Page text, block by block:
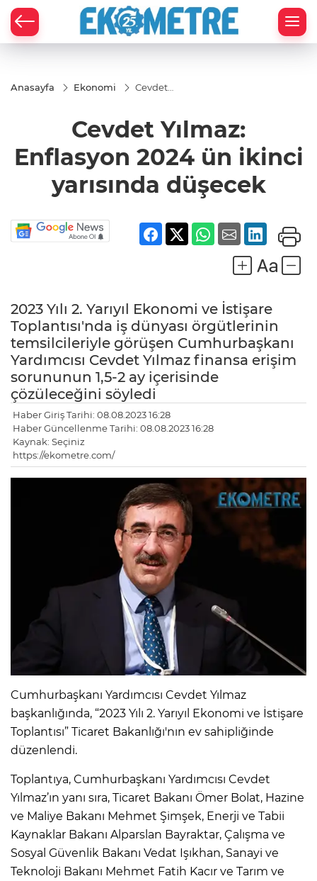
Anasayfa Ekonomi
Cevdet
2024 ün
ikinci
düşecek
Cevdet Yılmaz:
Enflasyon 2024 ün ikinci
yarısında düşecek
2023 Yılı 2. Yarıyıl Ekonomi ve İstişare
Toplantısı'nda iş dünyası örgütlerinin
temsilcileriyle görüşen Cumhurbaşkanı
Yardımcısı Cevdet Yılmaz finansa erişim
sorununun 1,5-2 ay içerisinde
çözüleceğini söyledi
Haber Giriş Tarihi: 08.08.2023 16:28
Haber Güncellenme Tarihi: 08.08.2023 16:28
Kaynak: Seçiniz
https://ekometre.com/
Cumhurbaşkanı Yardımcısı Cevdet Yılmaz
başkanlığında, “2023 Yılı 2. Yarıyıl Ekonomi ve İstişare
Toplantısı” Ticaret Bakanlığı'nın ev sahipliğinde
düzenlendi.
Toplantıya, Cumhurbaşkanı Yardımcısı Cevdet
Yılmaz’ın yanı sıra, Ticaret Bakanı Ömer Bolat, Hazine
ve Maliye Bakanı Mehmet Şimşek, Enerji ve Tabii
Kaynaklar Bakanı Alparslan Bayraktar, Çalışma ve
Sosyal Güvenlik Bakanı Vedat Işıkhan, Sanayi ve
Teknoloji Bakanı Mehmet Fatih Kacır ve Tarım ve